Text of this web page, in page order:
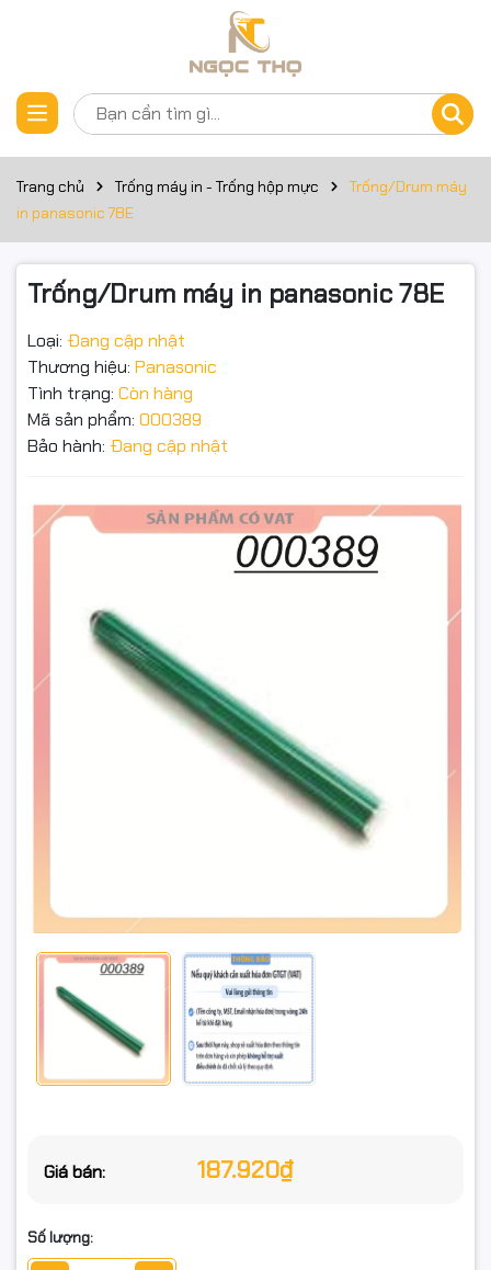
Trang chủ Trống máy in - Trống hộp mực
Trống/Drum máy
in panasonic 78E
Trống/Drum máy in panasonic 78E
Loại: Đang cập nhật
Thương hiệu: Panasonic
Tình trạng: Còn hàng
Mã sản phẩm: 000389
Bảo hành: Đang cập nhật
Giá bán: 187.920₫
Số lượng:
Thông số kỹ thuật
Trống/Drum máy in panasonic 78E
Panasonic: 502
Panasonic: 756
Trống PASONIC 78A
/KXFL501/502/503/523/551/552/553/558/751/752/753/755/
Đặt trước sản phẩm
Trống/Drum máy in panasonic 78E
Đặt trước sản phẩm để nhận thêm nhiều ưu đãi bạn
nhé